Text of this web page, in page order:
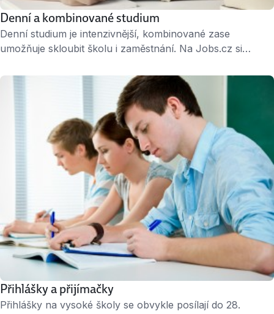
Denní a kombinované studium
Denní studium je intenzivnější, kombinované zase
umožňuje skloubit školu i zaměstnání. Na Jobs.cz si
(prezenční) studium » Denní studium – přehled všech
oborů Studenti do 26 let mají nárok na status studenta
a s tím související výhody (levnější jízdné na hromadnou
dopravu, slevy na vstupném apod.) Výuka v denním
Přihlášky a přijímačky
Přihlášky na vysoké školy se obvykle posílají do 28.